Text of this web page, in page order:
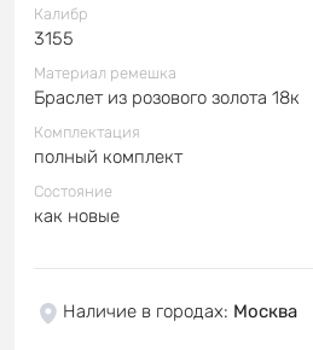
Калибр
3155
Материал ремешка
Браслет из розового золота 18к
Комплектация
полный комплект
Состояние
как новые
Наличие в городах: Москва